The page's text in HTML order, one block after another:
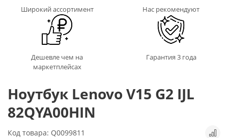
Широкий ассортимент Нас рекомендуют
Дешевле чем на
маркетплейсах
Гарантия 3 года
Ноутбук Lenovo V15 G2 IJL
82QYA00HIN
Код товара: Q0099811